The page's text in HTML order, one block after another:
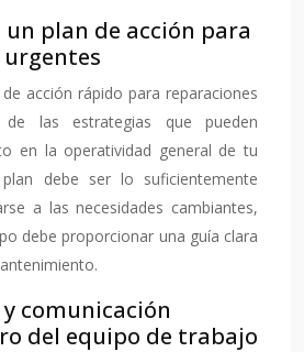
un plan de acción para
acción rápido para reparaciones
las estrategias que pueden
en la operatividad general de tu
plan debe ser lo suficientemente
a las necesidades cambiantes,
debe proporcionar una guía clara
comunicación
del equipo de trabajo